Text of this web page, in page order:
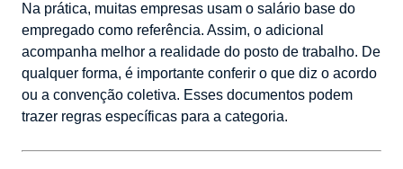
Na prática, muitas empresas usam o salário base do
empregado como referência. Assim, o adicional
acompanha melhor a realidade do posto de trabalho. De
qualquer forma, é importante conferir o que diz o acordo
ou a convenção coletiva. Esses documentos podem
trazer regras específicas para a categoria.